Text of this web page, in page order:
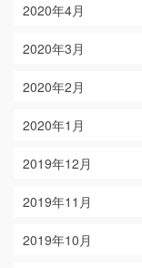
2020年4月
2020年3月
2020年2月
2020年1月
2019年12月
2019年11月
2019年10月